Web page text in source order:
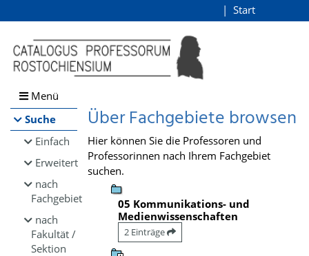
Browsen
direkt zum Inhalt
Start
Menü
Suche
Einfach
Erweitert
nach
Fachgebiet
nach
Fakultät /
Sektion
Über Fachgebiete browsen
Hier können Sie die Professoren und
Professorinnen nach Ihrem Fachgebiet
suchen.
05 Kommunikations- und
Medienwissenschaften
2 Einträge